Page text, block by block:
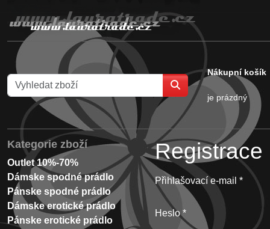
Nákupní košík
je prázdný
Registrace
Přihlašovací e-mail
Heslo
Kategorie zboží
Outlet 10%-70%
Dámske spodné prádlo
Pánske spodné prádlo
Dámske erotické prádlo
Pánske erotické prádlo